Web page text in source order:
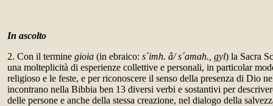
In ascolto
2. Con il termine gioia (in ebraico: s´imh. â/ s´amah., gyl) la Sacra
una molteplicità di esperienze collettive e personali, in particolar
religioso e le feste, e per riconoscere il senso della presenza di Dio
incontrano nella Bibbia ben 13 diversi verbi e sostantivi per
delle persone e anche della stessa creazione, nel dialogo della